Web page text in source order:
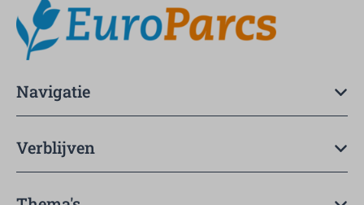
Navigatie
Verblijven